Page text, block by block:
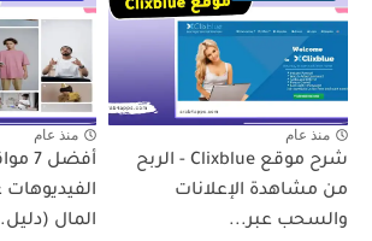
منذ عام
شرح موقع Clixblue - الربح
من مشاهدة الإعلانات
والسحب عبر...
منذ عام
أفضل
الفيديوهات
المال